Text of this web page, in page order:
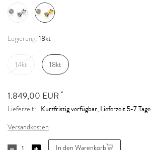
Legierung: 18kt
14kt 18kt
1.849,00 EUR *
Lieferzeit: Kurzfristig verfügbar, Lieferzeit 5-7 Tage
Versandkosten
In den Warenkorb